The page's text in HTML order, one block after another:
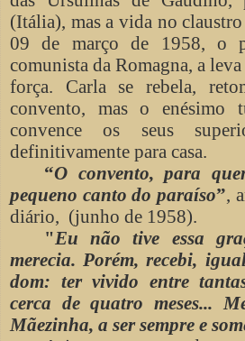
(Itália), mas a vida no
09 de março de 1958, o
comunista da Romagna, a
força. Carla se rebela,
convento, mas o enésimo
convence os seus
definitivamente para casa.
“O convento, para
pequeno canto do paraíso”,
diário, (junho de 1958).
"Eu não tive essa
merecia. Porém, recebi,
dom: ter vivido entre
cerca de quatro meses...
Mãezinha, a ser sempre e